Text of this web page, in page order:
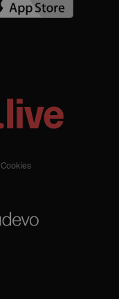
Cookies